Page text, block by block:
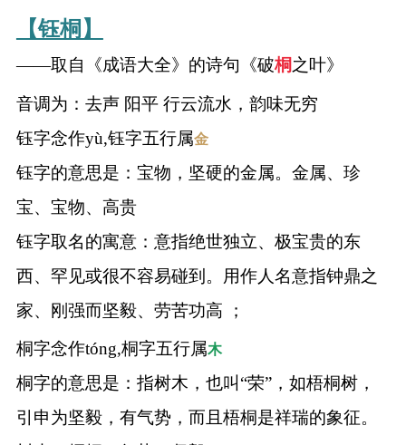
【钰桐】
——取自《成语大全》的诗句《破桐之叶》
音调为：去声 阳平 行云流水，韵味无穷
钰字念作yù,钰字五行属金
钰字的意思是：宝物，坚硬的金属。金属、珍
宝、宝物、高贵
钰字取名的寓意：意指绝世独立、极宝贵的东
西、罕见或很不容易碰到。用作人名意指钟鼎之
家、刚强而坚毅、劳苦功高 ；
桐字念作tóng,桐字五行属木
桐字的意思是：指树木，也叫“荣”，如梧桐树，
引申为坚毅，有气势，而且梧桐是祥瑞的象征。